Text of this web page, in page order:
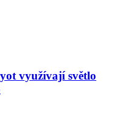
využívají světlo